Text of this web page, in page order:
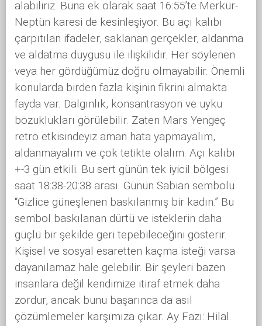
alabiliriz. Buna ek olarak saat 16:55’te Merkür-
Neptün karesi de kesinleşiyor. Bu açı kalıbı
çarpıtılan ifadeler, saklanan gerçekler, aldanma
ve aldatma duygusu ile ilişkilidir. Her söylenen
veya her gördüğümüz doğru olmayabilir. Önemli
konularda birden fazla kişinin fikrini almakta
fayda var. Dalgınlık, konsantrasyon ve uyku
bozuklukları görülebilir. Zaten Mars Yengeç
retro etkisindeyiz aman hata yapmayalım,
aldanmayalım ve çok tetikte olalım. Açı kalıbı
+-3 gün etkili. Bu sert günün tek iyicil bölgesi
saat 18:38-20:38 arası. Günün Sabian sembolü
“Gizlice güneşlenen baskılanmış bir kadın.” Bu
sembol baskılanan dürtü ve isteklerin daha
güçlü bir şekilde geri tepebileceğini gösterir.
Kişisel ve sosyal esaretten kaçma isteği varsa
dayanılamaz hale gelebilir. Bir şeyleri bazen
insanlara değil kendimize itiraf etmek daha
zordur, ancak bunu başarınca da asıl
çözümlemeler karşımıza çıkar. Ay Fazı: Hilal.